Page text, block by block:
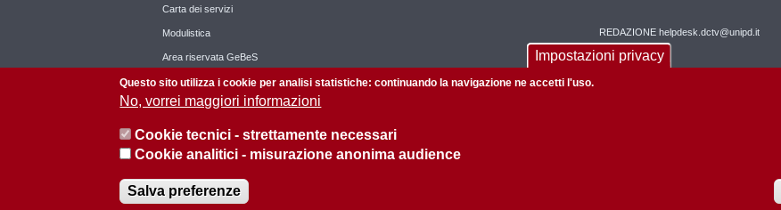
Carta dei servizi
Modulistica
Area riservata GeBeS
Planet Time
REDAZIONE helpdesk.dctv@unipd.it
P.I. 00742430283 C.F. 80006480281
Impostazioni privacy
Questo sito utilizza i cookie per analisi statistiche: continuando la navigazione ne accetti l'uso.
No, vorrei maggiori informazioni
Cookie tecnici - strettamente necessari
Cookie analitici - misurazione anonima audience
Salva preferenze